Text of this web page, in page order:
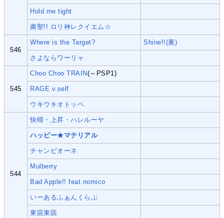
Hold me tight
粛聖!! ロリ神レクイエム☆
546
Where is the Target? Shine!!(裏)
さよならワーリャ
545
Choo Choo TRAIN(～PSP1)
RAGE v.self
ウキウキオトッペ
544
快晴・上昇・ハレルーヤ
ハッピー★マテリアル
チャンピオーネ
Mulberry
Bad Apple!! feat.nomico
いーあるふぁんくらぶ
東區東區